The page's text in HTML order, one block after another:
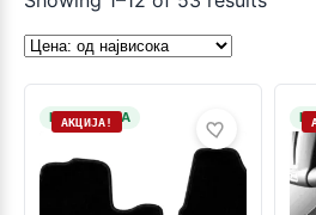
НА ЗАЛИХА
АКЦИЈА!